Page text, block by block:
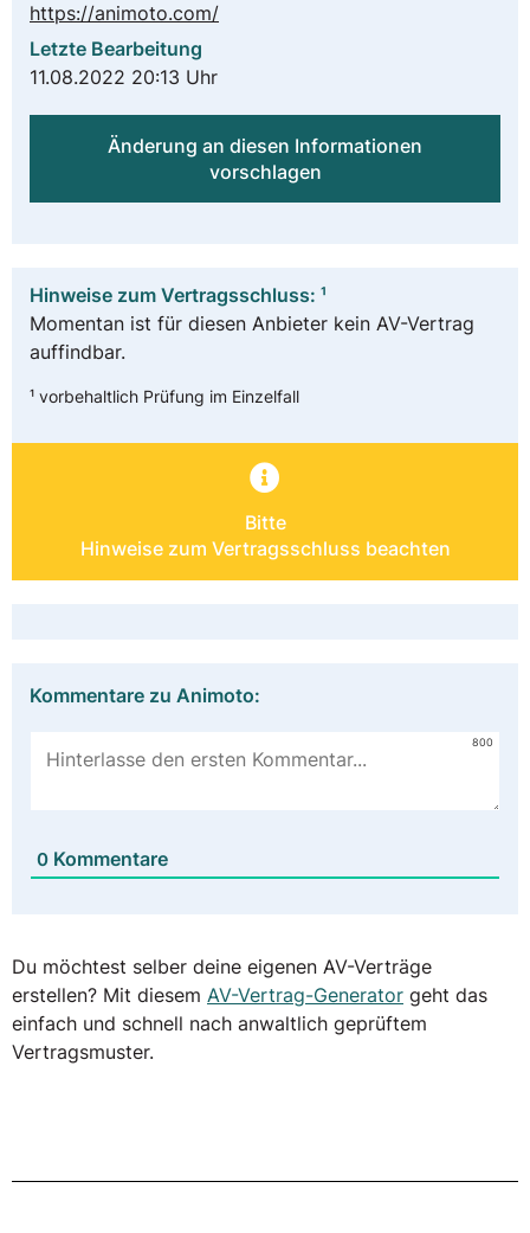
https://animoto.com/
Letzte Bearbeitung
11.08.2022 20:13 Uhr
Änderung an diesen Informationen
vorschlagen
Hinweise zum Vertragsschluss: ¹
Momentan ist für diesen Anbieter kein AV-Vertrag
auffindbar.
¹ vorbehaltlich Prüfung im Einzelfall
Bitte
Hinweise zum Vertragsschluss beachten
Kommentare zu Animoto:
800
0 Kommentare
Du möchtest selber deine eigenen AV-Verträge
erstellen? Mit diesem AV-Vertrag-Generator geht das
einfach und schnell nach anwaltlich geprüftem
Vertragsmuster.